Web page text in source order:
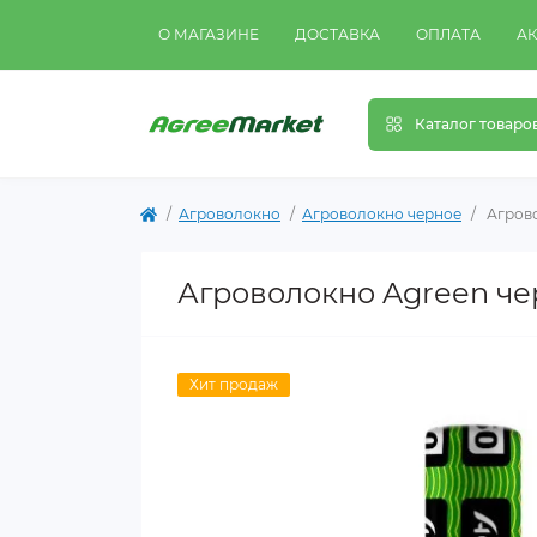
О МАГАЗИНЕ ДОСТАВКА ОПЛАТА
Каталог
Агроволокно Агроволокно черное
Агроволокно Agreen
Хит продаж